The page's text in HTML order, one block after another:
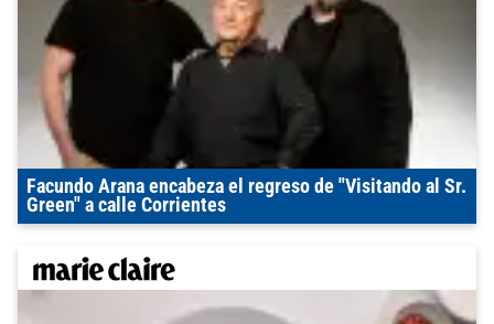
Facundo Arana encabeza el regreso de "Visitando al Sr.
Green" a calle Corrientes